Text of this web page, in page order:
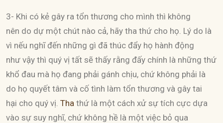
3- Khi có kẻ gây ra tổn thương cho mình thì không
nên do dự một chút nào cả, hãy tha thứ cho họ. Lý do là
vì nếu nghĩ đến những gì đã thúc đẩy họ hành động
như vậy thì quý vị tất sẽ thấy rằng đấy chính là những thứ
khổ đau mà họ đang phải gánh chịu, chứ không phải là
do họ quyết tâm và cố tình làm tổn thương và gây tai
hại cho quý vị. Tha thứ là một cách xử sự tích cực dựa
vào sự suy nghĩ, chứ không hề là một việc bỏ qua